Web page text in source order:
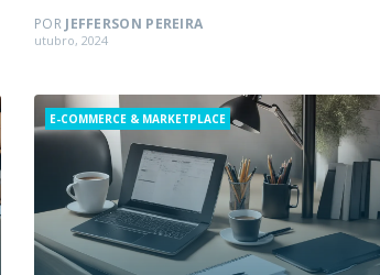
POR JEFFERSON PEREIRA
Posted
utubro, 2024
Categories
E-COMMERCE & MARKETPLACE